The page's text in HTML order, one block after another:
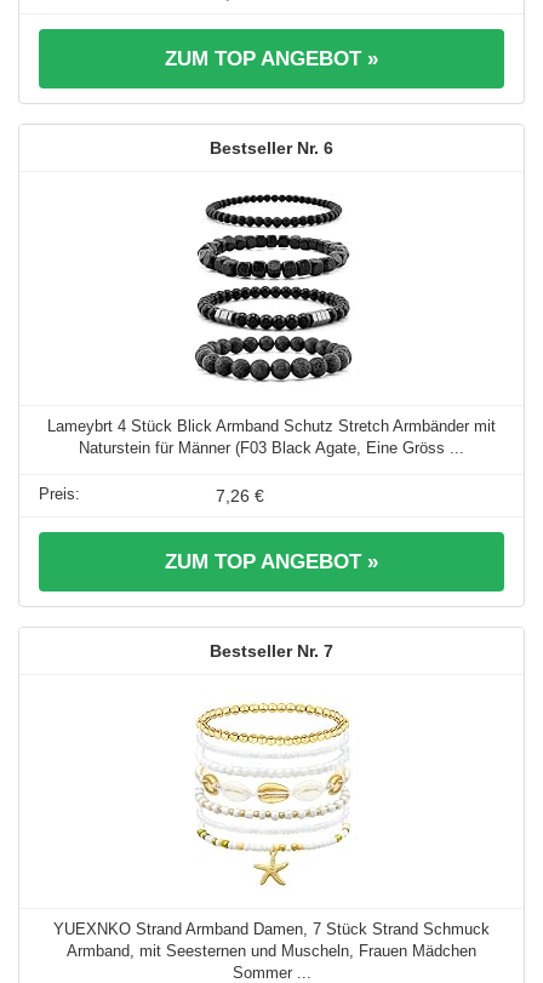
ZUM TOP ANGEBOT »
6
Lameybrt 4 Stück Blick Armband Schutz Stretch Armbänder mit
Naturstein für Männer (F03 Black Agate, Eine Gröss ...
7,26 €
ZUM TOP ANGEBOT »
7
YUEXNKO Strand Armband Damen, 7 Stück Strand Schmuck
Armband, mit Seesternen und Muscheln, Frauen Mädchen
Sommer ...